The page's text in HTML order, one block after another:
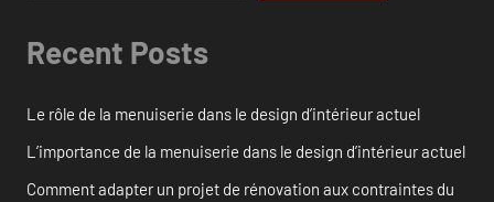
Recent Posts
Le rôle de la menuiserie dans le design d’intérieur actuel
L’importance de la menuiserie dans le design d’intérieur actuel
Comment adapter un projet de rénovation aux contraintes du